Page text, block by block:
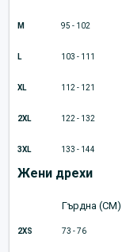
M 95 - 102
L 103 - 111
XL 112 - 121
2XL 122 - 132
3XL 133 - 144
Жени дрехи
Гърдна (CM)
2XS 73 - 76